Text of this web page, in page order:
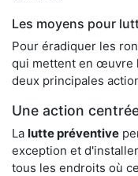
Les moyens pour
Pour éradiquer les
qui mettent en œuvre
deux principales
Une action
La lutte préventive
exception et
tous les endroits où